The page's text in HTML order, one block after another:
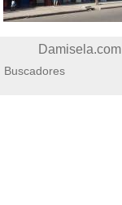
Damisela.com
Buscadores